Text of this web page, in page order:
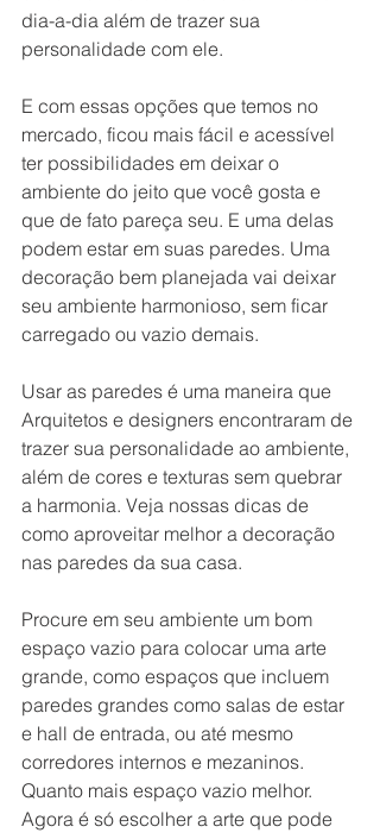
dia-a-dia além de trazer sua
personalidade com ele.
E com essas opções que temos no
mercado, ficou mais fácil e acessível
ter possibilidades em deixar o
ambiente do jeito que você gosta e
que de fato pareça seu. E uma delas
podem estar em suas paredes. Uma
decoração bem planejada vai deixar
seu ambiente harmonioso, sem ficar
carregado ou vazio demais.
Usar as paredes é uma maneira que
Arquitetos e designers encontraram de
trazer sua personalidade ao ambiente,
além de cores e texturas sem quebrar
a harmonia. Veja nossas dicas de
como aproveitar melhor a decoração
nas paredes da sua casa.
Procure em seu ambiente um bom
espaço vazio para colocar uma arte
grande, como espaços que incluem
paredes grandes como salas de estar
e hall de entrada, ou até mesmo
corredores internos e mezaninos.
Quanto mais espaço vazio melhor.
Agora é só escolher a arte que pode